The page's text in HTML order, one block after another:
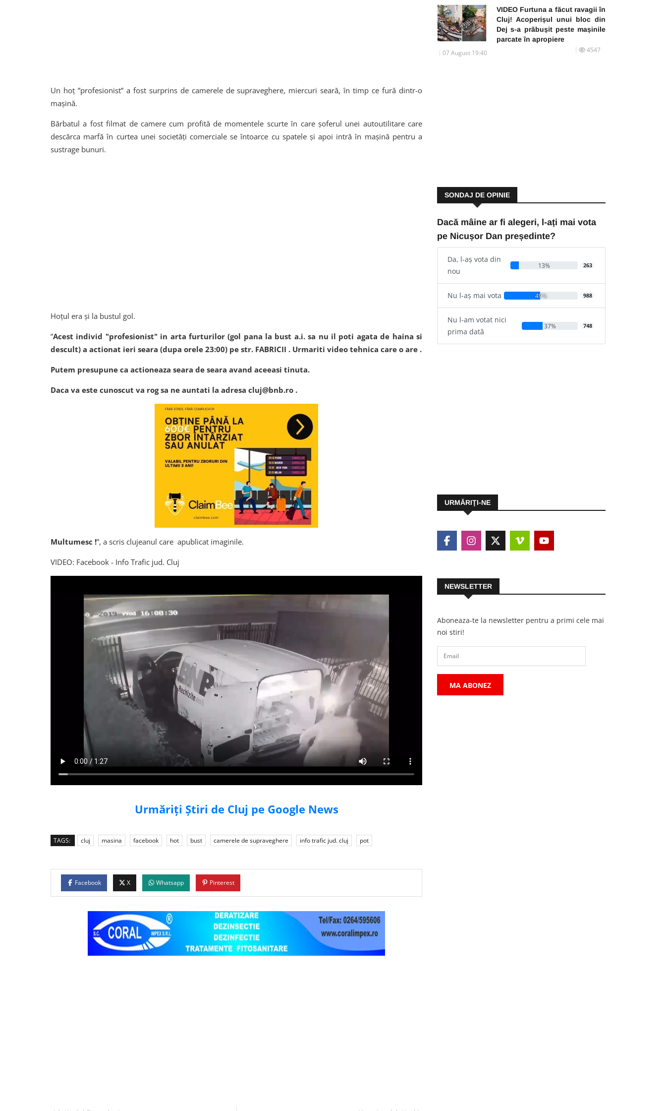
Un hoț ”profesionist” a fost surprins de camerele de supraveghere, miercuri seară, în timp ce fură dintr-o
mașină.
Bărbatul a fost filmat de camere cum profită de momentele scurte în care șoferul unei autoutilitare care
descărca marfă în curtea unei societăți comerciale se întoarce cu spatele și apoi intră în mașină pentru a
sustrage bunuri.
Hoțul era și la bustul gol.
”Acest individ "profesionist" in arta furturilor (gol pana la bust a.i. sa nu il poti agata de haina si
descult) a actionat ieri seara (dupa orele 23:00) pe str. FABRICII . Urmariti video tehnica care o are .
Putem presupune ca actioneaza seara de seara avand aceeasi tinuta.
Daca va este cunoscut va rog sa ne auntati la adresa cluj@bnb.ro .
Multumesc !”, a scris clujeanul care apublicat imaginile.
VIDEO: Facebook - Info Trafic jud. Cluj
Urmăriți Știri de Cluj pe Google News
TAGS: cluj masina facebook hot bust camerele de supraveghere info trafic jud. cluj pot
Facebook X Whatsapp Pinterest
VIDEO Furtuna a făcut ravagii în
Cluj! Acoperișul unui bloc din
Dej s-a prăbușit peste mașinile
parcate în apropiere
07 August 19:40 4547
SONDAJ DE OPINIE
Dacă mâine ar fi alegeri, l-ați mai vota
pe Nicușor Dan președinte?
Da, l-aș vota din
nou
13% 263
Nu l-aș mai vota 49% 988
Nu l-am votat nici
prima dată
37% 748
URMĂRIŢI-NE
NEWSLETTER
Aboneaza-te la newsletter pentru a primi cele mai
noi stiri!
MA ABONEZ